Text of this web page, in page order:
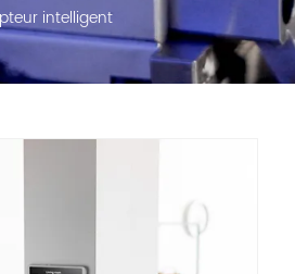
intelligent